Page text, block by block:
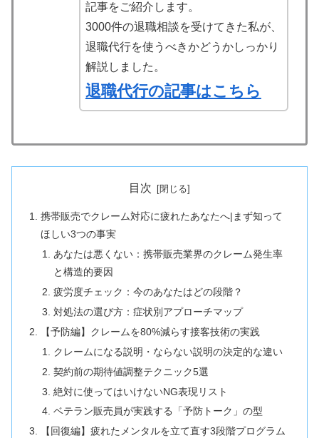
記事をご紹介します。
3000件の退職相談を受けてきた私が、
退職代行を使うべきかどうかしっかり
解説しました。
退職代行の記事はこちら
目次
携帯販売でクレーム対応に疲れたあなたへ|まず知って
ほしい3つの事実
あなたは悪くない：携帯販売業界のクレーム発生率
と構造的要因
疲労度チェック：今のあなたはどの段階？
対処法の選び方：症状別アプローチマップ
【予防編】クレームを80%減らす接客技術の実践
クレームになる説明・ならない説明の決定的な違い
契約前の期待値調整テクニック5選
絶対に使ってはいけないNG表現リスト
ベテラン販売員が実践する「予防トーク」の型
【回復編】疲れたメンタルを立て直す3段階プログラム